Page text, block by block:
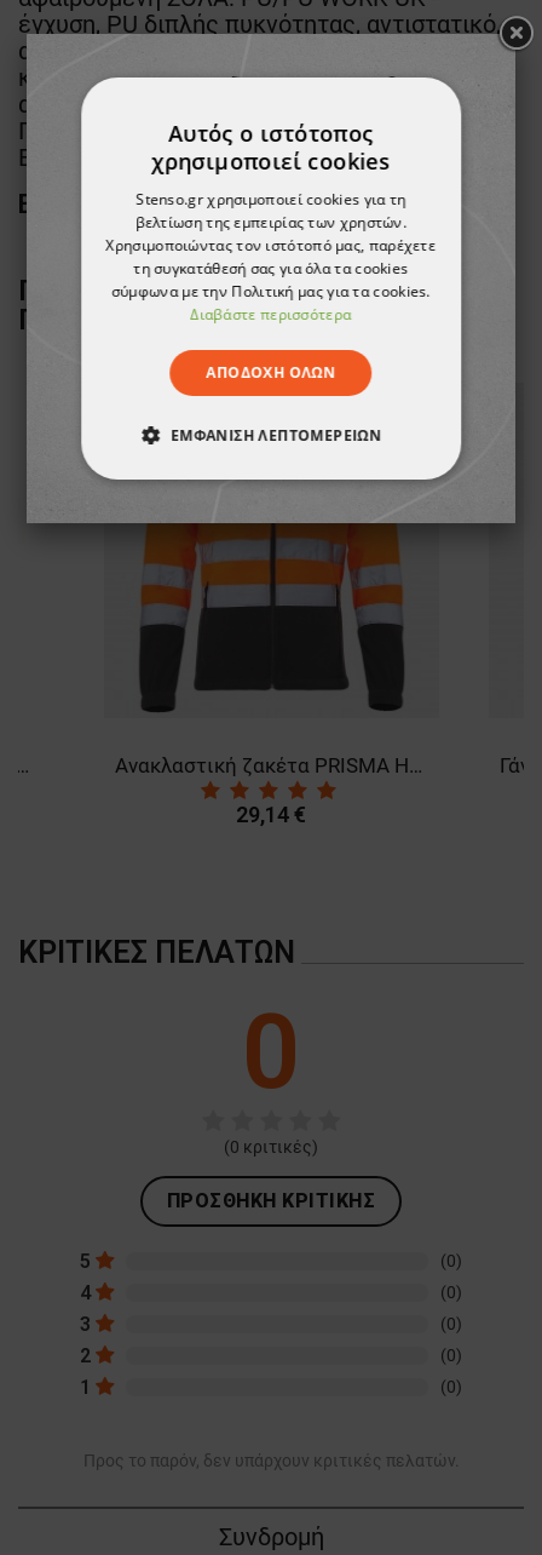
έγχυση, PU διπλής πυκνότητας, αντιστατικό,
αντιολισθητικό, ανθεκτικό σε καύσιμα, λάδια
και γράσα ΚΑΠΑΚΙ ΔΑΚΤΥΛΟΥ: μέταλλο,
ανθεκτικό έως 200J
ΠΛΑΤΟΣ: 11
ΕΝΔΙΑΜΕΣΗ ΣΟΛΑ: μεταλλική
EN ISO 20345
ΠΕΛΆΤΕΣ ΠΟΥ ΑΓΌΡΑΣΑΝ ΑΥΤΌ ΤΟ
ΠΡΟΪΌΝ, ΑΓΌΡΑΣΑΝ ΕΠΊΣΗΣ:
Μπλουζάκι με μακριά μανίκια GLOW WINTER HV ORANGE Ανακλαστική ζακέτα PRISMA HV ORANGE FLEECE
29,14 €
ΚΡΙΤΙΚΈΣ ΠΕΛΑΤΏΝ
0
(0 κριτικές)
ΠΡΟΣΘΉΚΗ ΚΡΙΤΙΚΉΣ
5 (0)
4 (0)
3 (0)
2 (0)
1 (0)
Προς το παρόν, δεν υπάρχουν κριτικές πελατών.
Συνδρομή
Αυτός ο ιστότοπος
χρησιμοποιεί cookies
Stenso.gr χρησιμοποιεί cookies για τη
βελτίωση της εμπειρίας των χρηστών.
Χρησιμοποιώντας τον ιστότοπό μας, παρέχετε
τη συγκατάθεσή σας για όλα τα cookies
σύμφωνα με την Πολιτική μας για τα cookies.
Διαβάστε περισσότερα
ΑΠΟΔΟΧΉ ΌΛΩΝ
ΕΜΦΆΝΙΣΗ ΛΕΠΤΟΜΕΡΕΙΏΝ
ΑΠΟΛΎΤΩΣ ΑΠΑΡΑΊΤΗΤΑ
ΑΠΌΔΟΣΗΣ ΣΤΌΧΕΥΣΗΣ
ΛΕΙΤΟΥΡΓΙΚΌΤΗΤΑΣ
ΜΗ ΤΑΞΙΝΟΜΗΜΈΝΑ